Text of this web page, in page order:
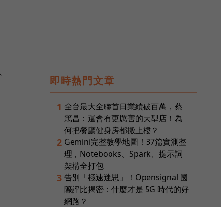
即時熱門文章
1 全台最大全聯首日業績破百萬，蔡
篤昌：還會有更厲害的大型店！為
何把餐廳健身房都搬上樓？
2 Gemini完整教學地圖！37篇實測整
理，Notebooks、Spark、提示詞
架構全打包
3 告別「極速迷思」！Opensignal 國
際評比揭密：什麼才是 5G 時代的好
網路？